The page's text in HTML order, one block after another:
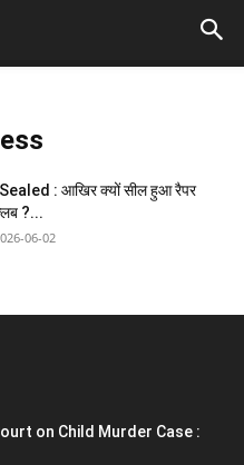
: आखिर क्यों सील हुआ रैपर
?...
06-02
on Child Murder Case :